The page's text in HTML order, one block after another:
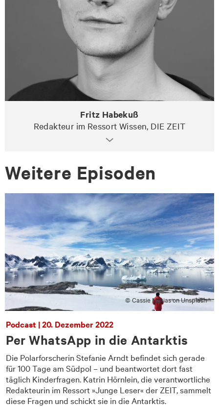
Fritz Habekuß
Redakteur im Ressort Wissen, DIE ZEIT
Wei­te­re Epi­so­den
© Cassie Matias on Unsplash
Podcast | 20. Dezember 2022
Per WhatsApp in die Antarktis
Die Polarforscherin Stefanie Arndt befindet sich gerade
für 100 Tage am Südpol – und beantwortet dort fast
täglich Kinderfragen. Katrin Hörnlein, die verantwortliche
Redakteurin im Ressort »Junge Leser« der ZEIT, sammelt
diese Fragen und schickt sie in die Antarktis.